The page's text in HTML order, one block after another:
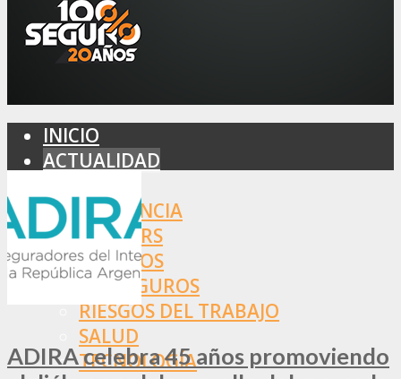
INICIO
ACTUALIDAD
ASISTENCIA
BROKERS
SEGUROS
REASEGUROS
RIESGOS DEL TRABAJO
SALUD
TECNOLOGÍA
ADIRA celebra 45 años promoviendo